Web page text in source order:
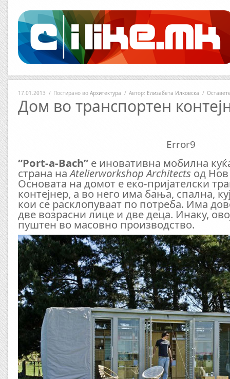
17.01.2013 / Постирано во Архитектура / Автор: Елизабета Илковска /
Дом во транспортен
Error9
“Port-a-Bach” e иновативна мобилна
страна наAtelierworkshop Architects од
Основата на домот е еко-пријателски
контејнер, а во него има бања, спална,
кои се расклопуваат по потреба. Има
две возрасни лице и две деца. Инаку,
пуштен во масовно производство.